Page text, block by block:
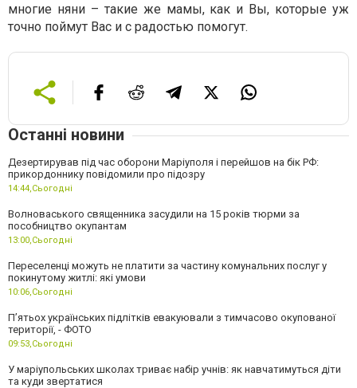
многие няни – такие же мамы, как и Вы, которые уж
точно поймут Вас и с радостью помогут.
Останні новини
Дезертирував під час оборони Маріуполя і перейшов на бік РФ:
прикордоннику повідомили про підозру
14:44,Сьогодні
Волноваського священника засудили на 15 років тюрми за
пособництво окупантам
13:00,Сьогодні
Переселенці можуть не платити за частину комунальних послуг у
покинутому житлі: які умови
10:06,Сьогодні
П’ятьох українських підлітків евакуювали з тимчасово окупованої
території, - ФОТО
09:53,Сьогодні
У маріупольських школах триває набір учнів: як навчатимуться діти
та куди звертатися